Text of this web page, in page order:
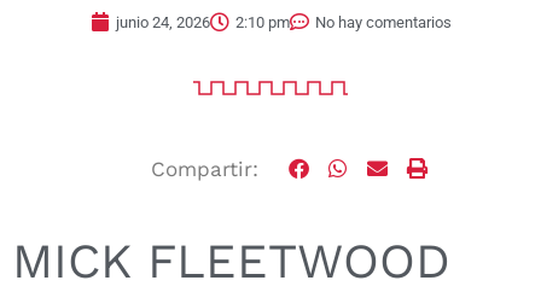
junio 24, 2026 2:10 pm No hay comentarios
Compartir:
MICK FLEETWOOD